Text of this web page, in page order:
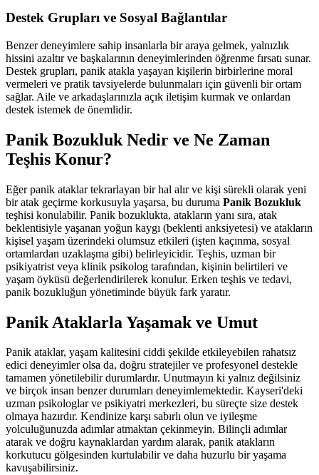
Destek Grupları ve Sosyal Bağlantılar
Benzer deneyimlere sahip insanlarla bir araya gelmek, yalnızlık
hissini azaltır ve başkalarının deneyimlerinden öğrenme fırsatı sunar.
Destek grupları, panik atakla yaşayan kişilerin birbirlerine moral
vermeleri ve pratik tavsiyelerde bulunmaları için güvenli bir ortam
sağlar. Aile ve arkadaşlarınızla açık iletişim kurmak ve onlardan
destek istemek de önemlidir.
Panik Bozukluk Nedir ve Ne Zaman
Teşhis Konur?
Eğer panik ataklar tekrarlayan bir hal alır ve kişi sürekli olarak yeni
bir atak geçirme korkusuyla yaşarsa, bu duruma Panik Bozukluk
teşhisi konulabilir. Panik bozuklukta, atakların yanı sıra, atak
beklentisiyle yaşanan yoğun kaygı (beklenti anksiyetesi) ve atakların
kişisel yaşam üzerindeki olumsuz etkileri (işten kaçınma, sosyal
ortamlardan uzaklaşma gibi) belirleyicidir. Teşhis, uzman bir
psikiyatrist veya klinik psikolog tarafından, kişinin belirtileri ve
yaşam öyküsü değerlendirilerek konulur. Erken teşhis ve tedavi,
panik bozukluğun yönetiminde büyük fark yaratır.
Panik Ataklarla Yaşamak ve Umut
Panik ataklar, yaşam kalitesini ciddi şekilde etkileyebilen rahatsız
edici deneyimler olsa da, doğru stratejiler ve profesyonel destekle
tamamen yönetilebilir durumlardır. Unutmayın ki yalnız değilsiniz
ve birçok insan benzer durumları deneyimlemektedir. Kayseri'deki
uzman psikologlar ve psikiyatri merkezleri, bu süreçte size destek
olmaya hazırdır. Kendinize karşı sabırlı olun ve iyileşme
yolculuğunuzda adımlar atmaktan çekinmeyin. Bilinçli adımlar
atarak ve doğru kaynaklardan yardım alarak, panik atakların
korkutucu gölgesinden kurtulabilir ve daha huzurlu bir yaşama
kavuşabilirsiniz.